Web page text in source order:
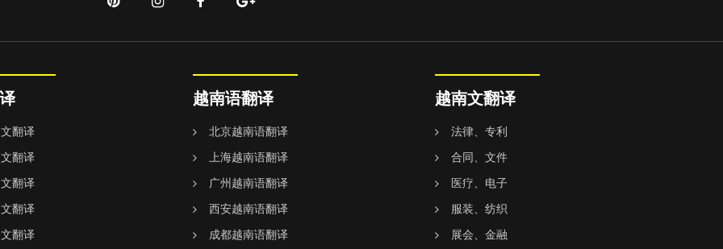
翻译
翻译
翻译
翻译
翻译
越南语翻译
北京越南语翻译
上海越南语翻译
广州越南语翻译
西安越南语翻译
成都越南语翻译
越南文翻译
法律、专利
合同、文件
医疗、电子
服装、纺织
展会、金融